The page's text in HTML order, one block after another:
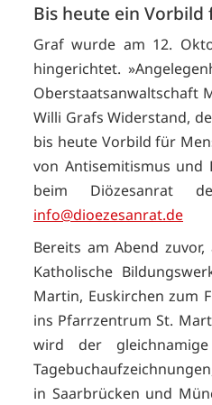
Bis heute ein Vorbild
Graf wurde am 12.
hingerichtet.
Oberstaatsanwaltschaft
Willi Grafs Widerstand,
bis heute Vorbild für
von Antisemitismus und
beim Diözesanrat
info@dioezesanrat.de
Bereits am Abend
Katholische
Martin, Euskirchen zum
ins Pfarrzentrum St.
wird der
in Saarbrücken und